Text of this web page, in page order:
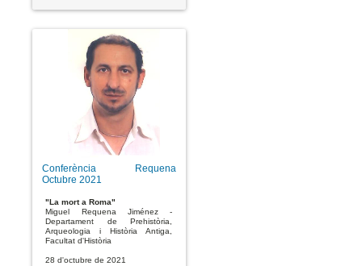
Conferència Requena
Octubre 2021
"La mort a Roma"
Miguel Requena Jiménez -
Departament de Prehistòria,
Arqueologia i Història Antiga,
Facultat d'Història
28 d'octubre de 2021